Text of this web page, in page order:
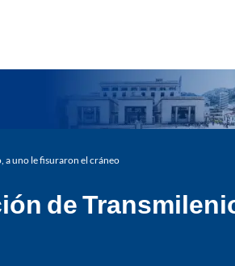
a uno le fisuraron el cráneo
de